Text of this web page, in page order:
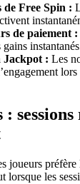
de Free Spin :
de paiement :
Jackpot : Les
joueurs
les